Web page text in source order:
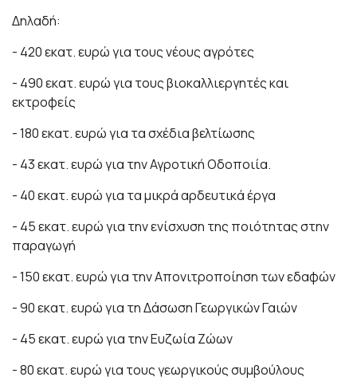
Δηλαδή:
- 420 εκατ. ευρώ για τους νέους αγρότες
- 490 εκατ. ευρώ για τους βιοκαλλιεργητές και
εκτροφείς
- 180 εκατ. ευρώ για τα σχέδια βελτίωσης
- 43 εκατ. ευρώ για την Αγροτική Οδοποιία.
- 40 εκατ. ευρώ για τα μικρά αρδευτικά έργα
- 45 εκατ. ευρώ για την ενίσχυση της ποιότητας στην
παραγωγή
- 150 εκατ. ευρώ για την Απονιτροποίηση των εδαφών
- 90 εκατ. ευρώ για τη Δάσωση Γεωργικών Γαιών
- 45 εκατ. ευρώ για την Ευζωία Ζώων
- 80 εκατ. ευρώ για τους γεωργικούς συμβούλους